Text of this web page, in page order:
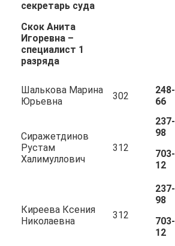
секретарь суда
Скок Анита
Игоревна –
специалист 1
разряда
Шалькова Марина
Юрьевна
302
66
Сиражетдинов
Рустам
Халимуллович
312
98
12
Киреева Ксения
Николаевна
312
98
12